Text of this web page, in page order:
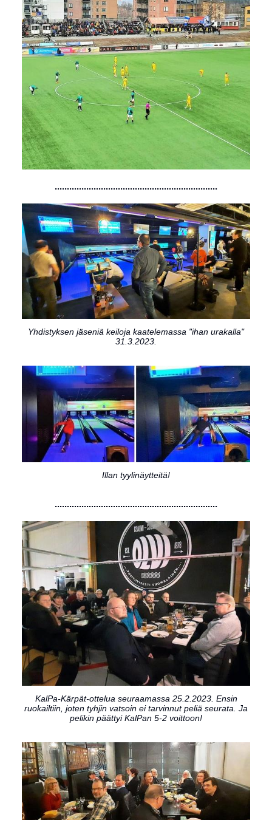
...................................................................
Yhdistyksen jäseniä keiloja kaatelemassa "ihan urakalla"
31.3.2023.
Illan tyylinäytteitä!
...................................................................
KalPa-Kärpät-ottelua seuraamassa 25.2.2023. Ensin
ruokailtiin, joten tyhjin vatsoin ei tarvinnut peliä seurata. Ja
pelikin päättyi KalPan 5-2 voittoon!